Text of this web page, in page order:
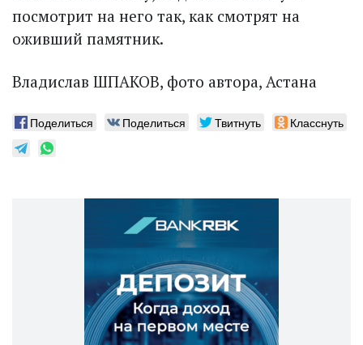
посмотрит на него так, как смотрят на
оживший памятник.
Владислав ШПАКОВ, фото автора, Астана
Поделиться Поделиться Твитнуть Класснуть